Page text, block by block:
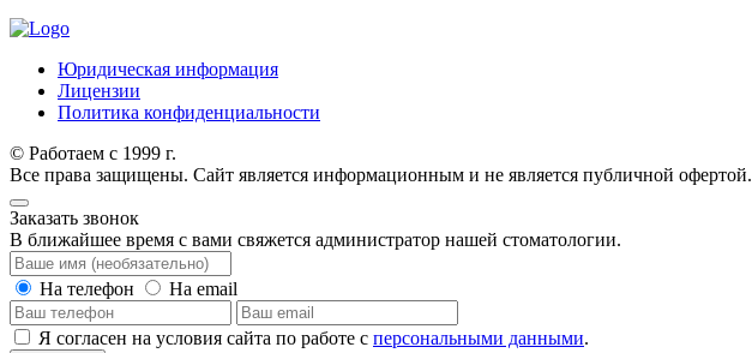
Юридическая информация
Лицензии
Политика конфиденциальности
© Работаем с 1999 г.
Все права защищены. Сайт является информационным и не является публичной офертой.
Заказать звонок
В ближайшее время с вами свяжется администратор нашей стоматологии.
На телефон На email
Я согласен на условия сайта по работе с персональными данными.